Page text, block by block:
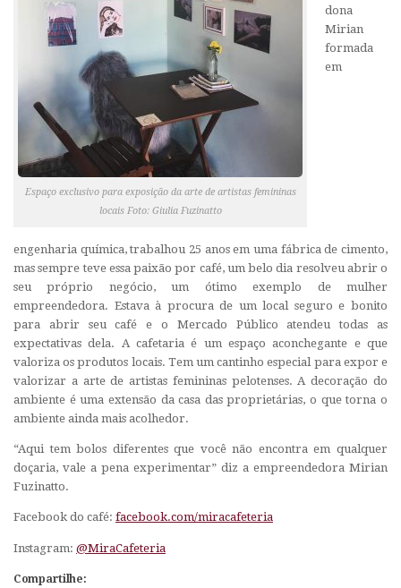
Espaço exclusivo para exposição da arte de artistas femininas
locais Foto: Giulia Fuzinatto
dona
Mirian
formada
em
engenharia química, trabalhou 25 anos em uma fábrica de cimento,
mas sempre teve essa paixão por café, um belo dia resolveu abrir o
seu próprio negócio, um ótimo exemplo de mulher
empreendedora. Estava à procura de um local seguro e bonito
para abrir seu café e o Mercado Público atendeu todas as
expectativas dela. A cafetaria é um espaço aconchegante e que
valoriza os produtos locais. Tem um cantinho especial para expor e
valorizar a arte de artistas femininas pelotenses. A decoração do
ambiente é uma extensão da casa das proprietárias, o que torna o
ambiente ainda mais acolhedor.
“Aqui tem bolos diferentes que você não encontra em qualquer
doçaria, vale a pena experimentar” diz a empreendedora Mirian
Fuzinatto.
Facebook do café: facebook.com/miracafeteria
Instagram: @MiraCafeteria
Compartilhe: